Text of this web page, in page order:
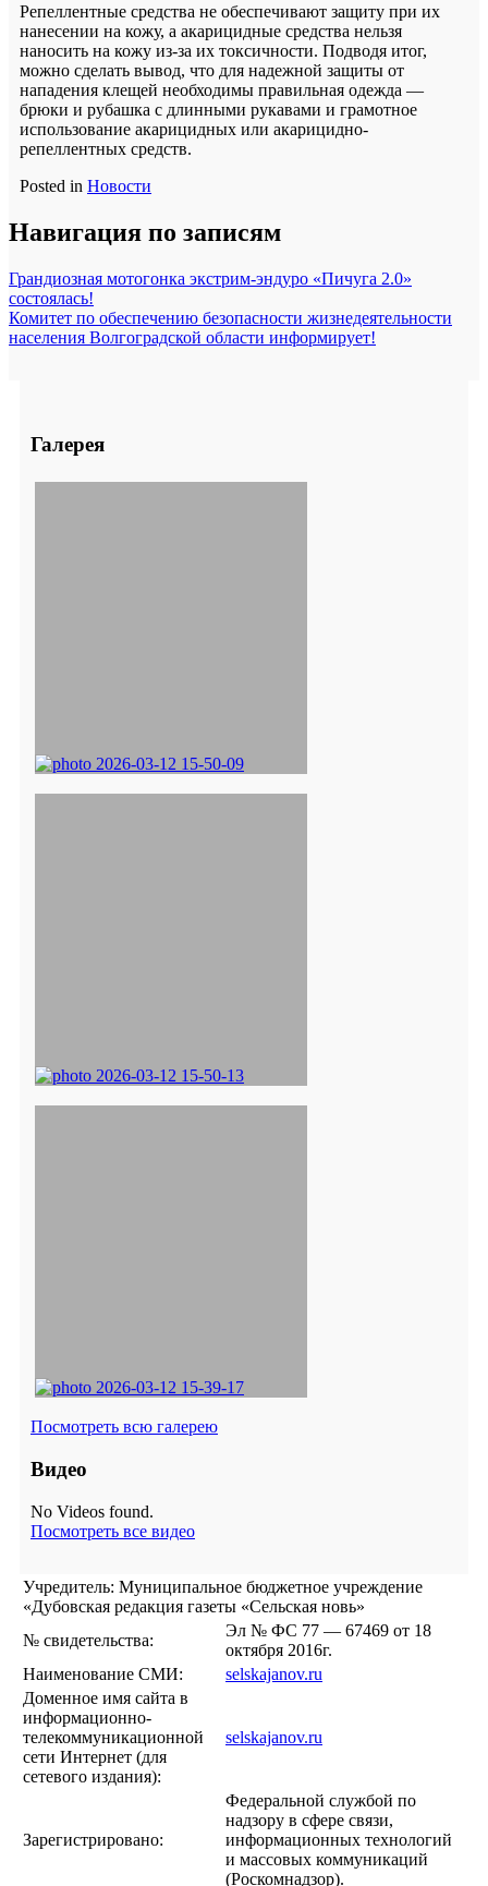
Репеллентные средства не обеспечивают защиту при их
нанесении на кожу, а акарицидные средства нельзя
наносить на кожу из-за их токсичности. Подводя итог,
можно сделать вывод, что для надежной защиты от
нападения клещей необходимы правильная одежда —
брюки и рубашка с длинными рукавами и грамотное
использование акарицидных или акарицидно-
репеллентных средств.
Posted in Новости
Навигация по записям
Грандиозная мотогонка экстрим-эндуро «Пичуга 2.0»
состоялась!
Комитет по обеспечению безопасности жизнедеятельности
населения Волгоградской области информирует!
Галерея
Посмотреть всю галерею
Видео
No Videos found.
Посмотреть все видео
Учредитель: Муниципальное бюджетное учреждение
«Дубовская редакция газеты «Сельская новь»
№ свидетельства:
Эл № ФС 77 — 67469 от 18
октября 2016г.
Наименование СМИ:
selskajanov.ru
Доменное имя сайта в
информационно-
телекоммуникационной
сети Интернет (для
сетевого издания):
selskajanov.ru
Зарегистрировано:
Федеральной службой по
надзору в сфере связи,
информационных технологий
и массовых коммуникаций
(Роскомнадзор).